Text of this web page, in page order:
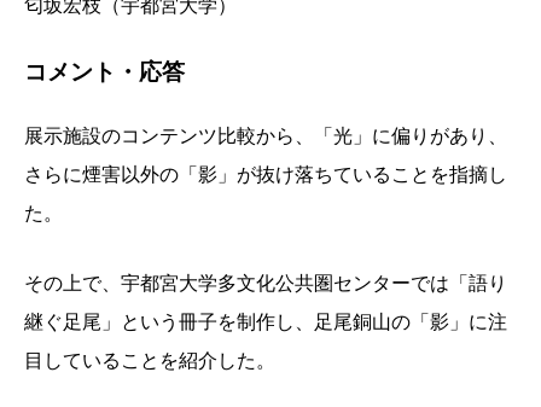
匂坂宏枝（宇都宮大学）
コメント・応答
展示施設のコンテンツ比較から、「光」に偏りがあり、
さらに煙害以外の「影」が抜け落ちていることを指摘し
た。
その上で、宇都宮大学多文化公共圏センターでは「語り
継ぐ足尾」という冊子を制作し、足尾銅山の「影」に注
目していることを紹介した。